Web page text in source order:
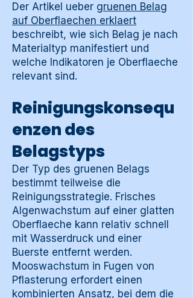
Der Artikel ueber gruenen Belag
auf Oberflaechen erklaert
beschreibt, wie sich Belag je nach
Materialtyp manifestiert und
welche Indikatoren je Oberflaeche
relevant sind.
Reinigungskonsequ
enzen des
Belagstyps
Der Typ des gruenen Belags
bestimmt teilweise die
Reinigungsstrategie. Frisches
Algenwachstum auf einer glatten
Oberflaeche kann relativ schnell
mit Wasserdruck und einer
Buerste entfernt werden.
Mooswachstum in Fugen von
Pflasterung erfordert einen
kombinierten Ansatz, bei dem die